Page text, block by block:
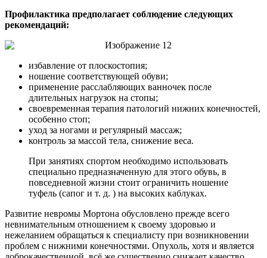
Профилактика предполагает соблюдение следующих
рекомендаций:
избавление от плоскостопия;
ношение соответствующей обуви;
применение расслабляющих ванночек после
длительных нагрузок на стопы;
своевременная терапия патологий нижних конечностей,
особенно стоп;
уход за ногами и регулярный массаж;
контроль за массой тела, снижение веса.
При занятиях спортом необходимо использовать
специально предназначенную для этого обувь, в
повседневной жизни стоит ограничить ношение
туфель (сапог и т. д. ) на высоких каблуках.
Развитие невромы Мортона обусловлено прежде всего
невнимательным отношением к своему здоровью и
нежеланием обращаться к специалисту при возникновении
проблем с нижними конечностями. Опухоль, хотя и является